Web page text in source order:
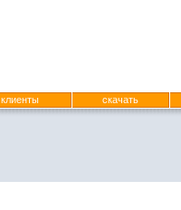
клиенты скачать